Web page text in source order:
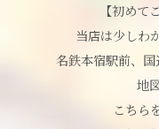
【初めて
当店は少しわ
名鉄本宿駅前、
地
こちら